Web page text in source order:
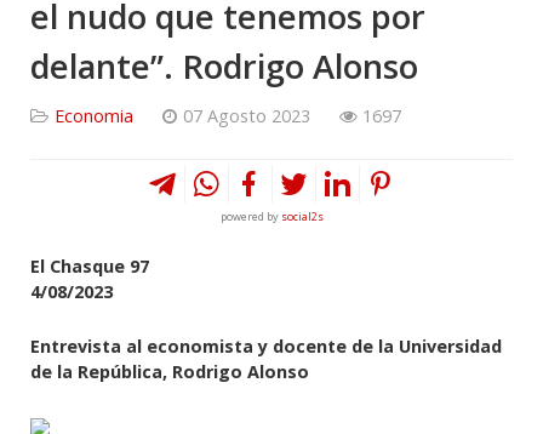
el nudo que tenemos por
delante”. Rodrigo Alonso
Economia 07 Agosto 2023 1697
powered by social2s
El Chasque 97
4/08/2023
Entrevista al economista y docente de la Universidad
de la República, Rodrigo Alonso